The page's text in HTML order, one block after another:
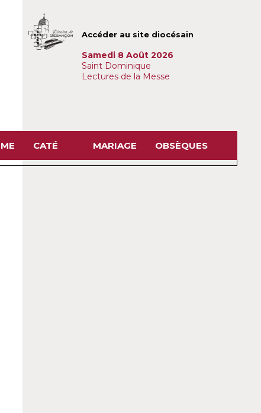
Accéder au site diocésain
Samedi 8 Août 2026
Saint Dominique
Lectures de la Messe
CATÉ MARIAGE OBSÈQUES